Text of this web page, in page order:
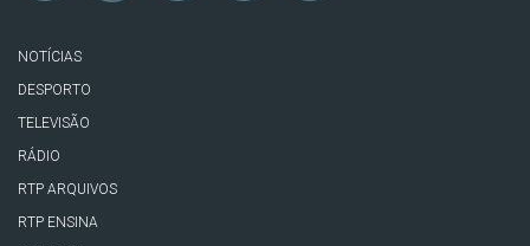
NOTÍCIAS
DESPORTO
TELEVISÃO
RÁDIO
RTP ARQUIVOS
RTP ENSINA